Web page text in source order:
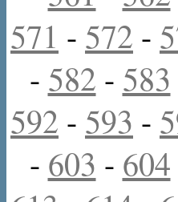
571 - 572 -
- 582 - 583
592 - 593 -
- 603 - 604